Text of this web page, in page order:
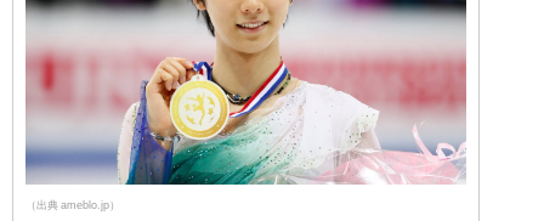
（出典 ameblo.jp）